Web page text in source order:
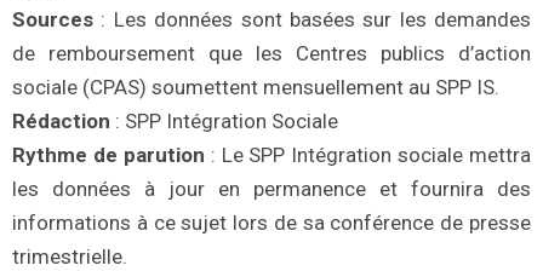
Sources : Les données sont basées sur les demandes
de remboursement que les Centres publics d’action
sociale (CPAS) soumettent mensuellement au SPP IS.
Rédaction : SPP Intégration Sociale
Rythme de parution : Le SPP Intégration sociale mettra
les données à jour en permanence et fournira des
informations à ce sujet lors de sa conférence de presse
trimestrielle.